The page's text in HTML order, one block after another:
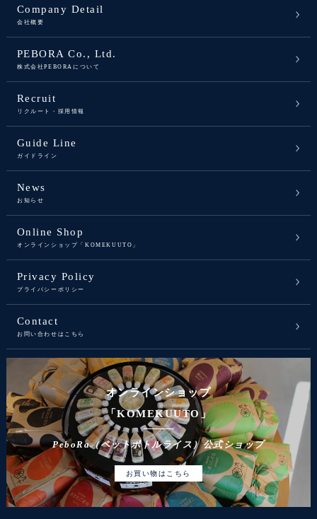
Company Detail
会社概要
PEBORA Co., Ltd.
株式会社PEBORAについて
Recruit
リクルート・採用情報
Guide Line
ガイドライン
News
お知らせ
Online Shop
オンラインショップ「KOMEKUUTO」
Privacy Policy
プライバシーポリシー
Contact
お問い合わせはこちら
オンラインショップ
「KOMEKUUTO」
PeboRa（ペットボトルライス）公式ショップ
お買い物はこちら